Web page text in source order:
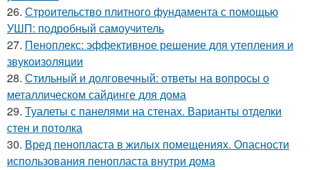
26. Строительство плитного фундамента с помощью
УШП: подробный самоучитель
27. Пеноплекс: эффективное решение для утепления и
звукоизоляции
28. Стильный и долговечный: ответы на вопросы о
металлическом сайдинге для дома
29. Туалеты с панелями на стенах. Варианты отделки
стен и потолка
30. Вред пенопласта в жилых помещениях. Опасности
использования пенопласта внутри дома